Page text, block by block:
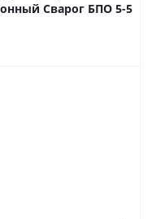
Сварог БПО 5-5